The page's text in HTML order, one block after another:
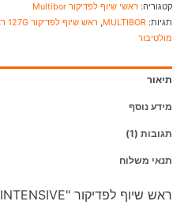
קטגוריה: ראשי שיוף לפדיקור Multibor
תגיות: MULTIBOR
, ראש שיוף לפדיקור 127G ראשי שיוף לפדיקור Multibor
מולטיבור
תיאור
מידע נוסף
תגובות (1)
תנאי משלוח